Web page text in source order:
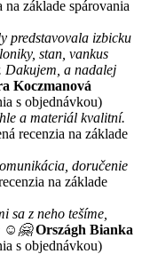
na základe spárovania
predstavovala izbicku
stan, vankus
Dakujem, a nadalej
Koczmanová
s objednávkou)
a materiál kvalitní.
recenzia na základe
doručenie
na základe
sa z neho tešíme,
☺️🤗 Országh Bianka
s objednávkou)